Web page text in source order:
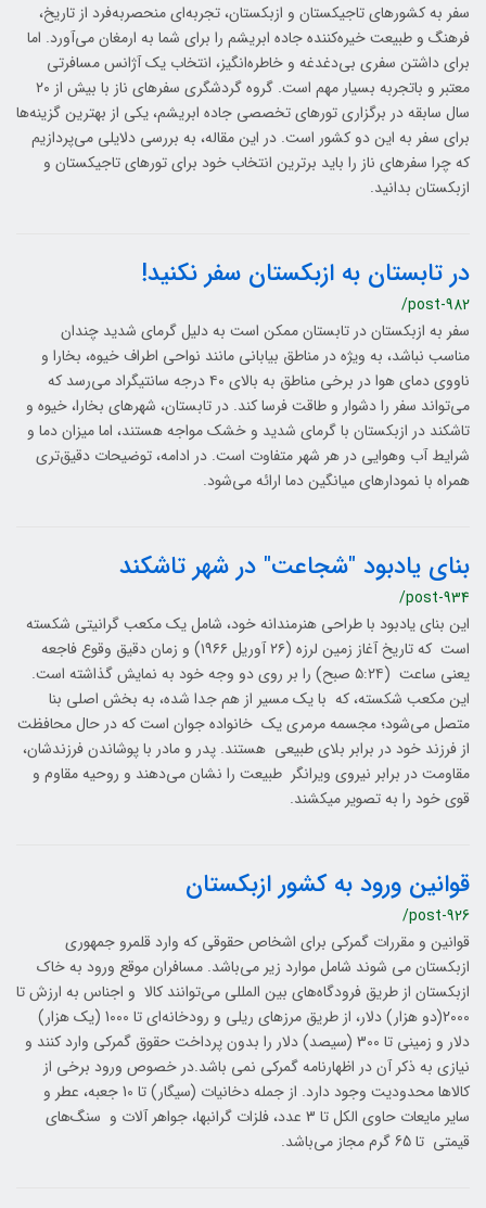
سفر به کشورهای تاجیکستان و ازبکستان، تجربه‌ای منحصربه‌فرد از تاریخ،
فرهنگ و طبیعت خیره‌کننده جاده ابریشم را برای شما به ارمغان می‌آورد. اما
برای داشتن سفری بی‌دغدغه و خاطره‌انگیز، انتخاب یک آژانس مسافرتی
معتبر و باتجربه بسیار مهم است. گروه گردشگری سفرهای ناز با بیش از ۲۰
سال سابقه در برگزاری تورهای تخصصی جاده ابریشم، یکی از بهترین گزینه‌ها
برای سفر به این دو کشور است. در این مقاله، به بررسی دلایلی می‌پردازیم
که چرا سفرهای ناز را باید برترین انتخاب خود برای تورهای تاجیکستان و
ازبکستان بدانید.
در تابستان به ازبکستان سفر نکنید!
/post-982
سفر به ازبکستان در تابستان ممکن است به دلیل گرمای شدید چندان
مناسب نباشد، به ویژه در مناطق بیابانی مانند نواحی اطراف خیوه، بخارا و
ناووی دمای هوا در برخی مناطق به بالای ۴۰ درجه سانتیگراد می‌رسد که
می‌تواند سفر را دشوار و طاقت فرسا کند. در تابستان، شهرهای بخارا، خیوه و
تاشکند در ازبکستان با گرمای شدید و خشک مواجه هستند، اما میزان دما و
شرایط آب وهوایی در هر شهر متفاوت است. در ادامه، توضیحات دقیق‌تری
همراه با نمودارهای میانگین دما ارائه می‌شود.
بنای یادبود "شجاعت" در شهر تاشکند
/post-934
این بنای یادبود با طراحی هنرمندانه خود، شامل یک مکعب گرانیتی شکسته
است که تاریخ آغاز زمین لرزه (۲۶ آوریل ۱۹۶۶) و زمان دقیق وقوع فاجعه
یعنی ساعت (۵:۲۴ صبح) را بر روی دو وجه خود به نمایش گذاشته است.
این مکعب شکسته، که با یک مسیر از هم جدا شده، به بخش اصلی بنا
متصل می‌شود؛ مجسمه مرمری یک خانواده جوان است که در حال محافظت
از فرزند خود در برابر بلای طبیعی هستند. پدر و مادر با پوشاندن فرزندشان،
مقاومت در برابر نیروی ویرانگر طبیعت را نشان می‌دهند و روحیه مقاوم و
قوی خود را به تصویر میکشند.
قوانین ورود به کشور ازبکستان
/post-926
قوانین و مقررات گمرکی برای اشخاص حقوقی که وارد قلمرو جمهوری
ازبکستان می شوند شامل موارد زیر می‌باشد. مسافران موقع ورود به خاک
ازبکستان از طریق فرودگاه‌های بین المللی می‌توانند کالا و اجناس به ارزش تا
2000(دو هزار) دلار، از طریق مرزهای ریلی و رودخانه‌ای تا 1000 (یک هزار)
دلار و زمینی تا 300 (سیصد) دلار را بدون پرداخت حقوق گمرکی وارد کنند و
نیازی به ذکر آن در اظهارنامه گمرکی نمی‌ باشد.در خصوص ورود برخی از
کالاها محدودیت وجود دارد. از جمله دخانیات (سیگار) تا 10 جعبه، عطر و
سایر مایعات حاوی الکل تا 3 عدد، فلزات گرانبها، جواهر آلات و سنگ‌های
قیمتی تا 65 گرم مجاز می‌باشد.